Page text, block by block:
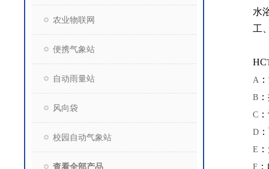
农业物联网
便携气象站
自动雨量站
风向袋
校园自动气象站
查看全部产品
水
工
HC
A
B
C
D
E
F